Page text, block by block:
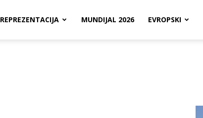
REPREZENTACIJA MUNDIJAL 2026 EVROPSKI